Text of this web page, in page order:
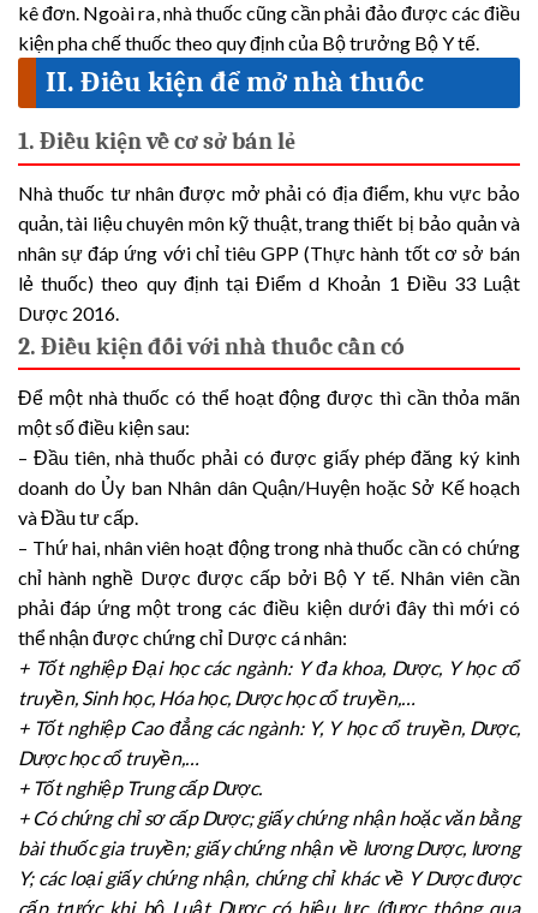
kê đơn. Ngoài ra, nhà thuốc cũng cần phải đảo được các điều
kiện pha chế thuốc theo quy định của Bộ trưởng Bộ Y tế.
II. Điều kiện để mở nhà thuốc
1. Điều kiện về cơ sở bán lẻ
Nhà thuốc tư nhân được mở phải có địa điểm, khu vực bảo
quản, tài liệu chuyên môn kỹ thuật, trang thiết bị bảo quản và
nhân sự đáp ứng với chỉ tiêu GPP (Thực hành tốt cơ sở bán
lẻ thuốc) theo quy định tại Điểm d Khoản 1 Điều 33 Luật
Dược 2016.
2. Điều kiện đối với nhà thuốc cần có
Để một nhà thuốc có thể hoạt động được thì cần thỏa mãn
một số điều kiện sau:
– Đầu tiên, nhà thuốc phải có được giấy phép đăng ký kinh
doanh do Ủy ban Nhân dân Quận/Huyện hoặc Sở Kế hoạch
và Đầu tư cấp.
– Thứ hai, nhân viên hoạt động trong nhà thuốc cần có chứng
chỉ hành nghề Dược được cấp bởi Bộ Y tế. Nhân viên cần
phải đáp ứng một trong các điều kiện dưới đây thì mới có
thể nhận được chứng chỉ Dược cá nhân:
+ Tốt nghiệp Đại học các ngành: Y đa khoa, Dược, Y học cổ
truyền, Sinh học, Hóa học, Dược học cổ truyền,…
+ Tốt nghiệp Cao đẳng các ngành: Y, Y học cổ truyền, Dược,
Dược học cổ truyền,…
+ Tốt nghiệp Trung cấp Dược.
+ Có chứng chỉ sơ cấp Dược; giấy chứng nhận hoặc văn bằng
bài thuốc gia truyền; giấy chứng nhận về lương Dược, lương
Y; các loại giấy chứng nhận, chứng chỉ khác về Y Dược được
cấp trước khi bộ Luật Dược có hiệu lực (được thông qua